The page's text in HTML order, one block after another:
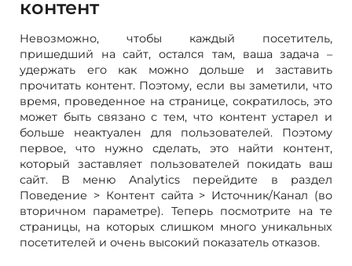
контент
Невозможно, чтобы каждый посетитель,
пришедший на сайт, остался там, ваша задача –
удержать его как можно дольше и заставить
прочитать контент. Поэтому, если вы заметили, что
время, проведенное на странице, сократилось, это
может быть связано с тем, что контент устарел и
больше неактуален для пользователей. Поэтому
первое, что нужно сделать, это найти контент,
который заставляет пользователей покидать ваш
сайт. В меню Analytics перейдите в раздел
Поведение > Контент сайта > Источник/Канал (во
вторичном параметре). Теперь посмотрите на те
страницы, на которых слишком много уникальных
посетителей и очень высокий показатель отказов.